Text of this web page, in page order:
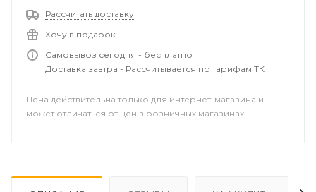
Рассчитать доставку
Хочу в подарок
Самовывоз сегодня - бесплатно
Доставка завтра - Рассчитывается по тарифам ТК
Цена действительна только для интернет-магазина и
может отличаться от цен в розничных магазинах